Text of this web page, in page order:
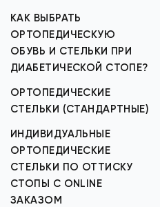
КАК ВЫБРАТЬ
ОРТОПЕДИЧЕСКУЮ
ОБУВЬ И СТЕЛЬКИ ПРИ
ДИАБЕТИЧЕСКОЙ СТОПЕ?
ОРТОПЕДИЧЕСКИЕ
СТЕЛЬКИ (СТАНДАРТНЫЕ)
ИНДИВИДУАЛЬНЫЕ
ОРТОПЕДИЧЕСКИЕ
СТЕЛЬКИ ПО ОТТИСКУ
СТОПЫ С ONLINE
ЗАКАЗОМ